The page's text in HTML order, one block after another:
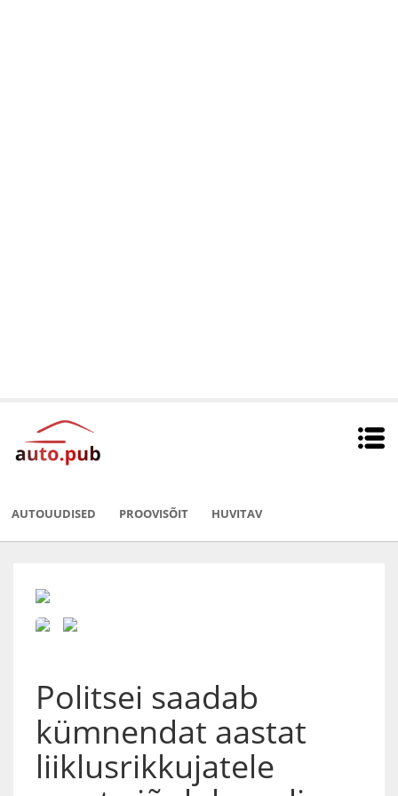
AUTOUUDISED PROOVISÕIT HUVITAV
Politsei saadab
kümnendat aastat
liiklusrikkujatele